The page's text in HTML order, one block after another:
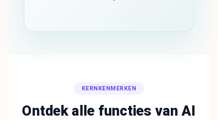
KERNKENMERKEN
Ontdek alle functies van AI